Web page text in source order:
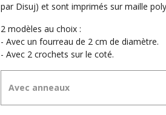
par Disuj) et sont imprimés sur maille
2 modèles au choix :
- Avec un fourreau de 2 cm de diamètre.
- Avec 2 crochets sur le coté.